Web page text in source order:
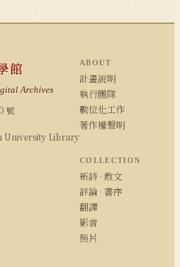
館
Archives
號
University Library
ABOUT
計畫說明
執行團隊
數位化工作
著作權聲明
COLLECTION
新詩 · 散文
評論 · 書序
翻譯
影音
照片